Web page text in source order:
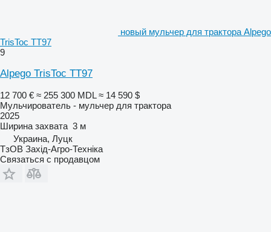
новый мульчер для трактора Alpego
TrisToc TT97
9
Alpego TrisToc TT97
12 700 € ≈ 255 300 MDL ≈ 14 590 $
Мульчирователь - мульчер для трактора
2025
Ширина захвата 3 м
Украина, Луцк
ТзОВ Захід-Агро-Техніка
Связаться с продавцом